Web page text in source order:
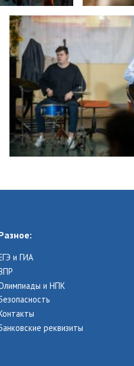
и ГИА
и НПК
реквизиты